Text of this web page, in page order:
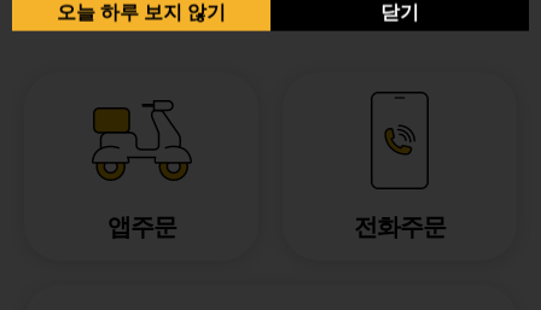
앱주문 전화주문
오늘 하루 보지 않기 닫기